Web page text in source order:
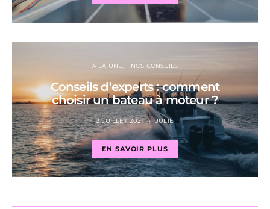
A LA UNE NOS CONSEILS
Conseils d’experts : comment
choisir un bateau à moteur ?
3 JUILLET 2021 JULIE
EN SAVOIR PLUS